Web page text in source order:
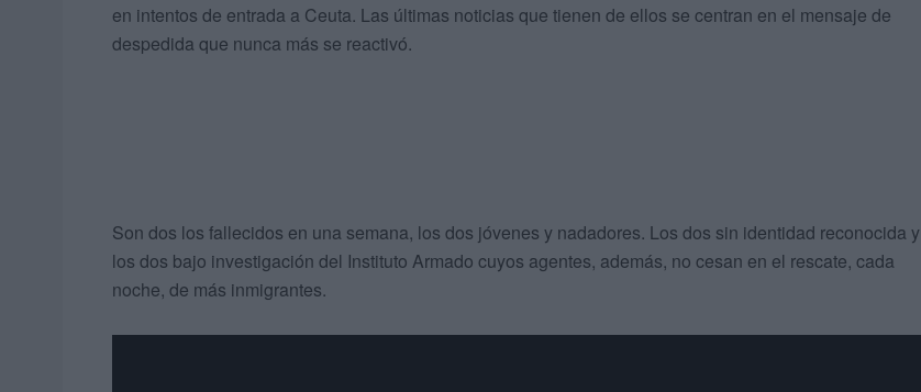
en intentos de entrada a Ceuta. Las últimas noticias que tienen de ellos se centran en el mensaje de
despedida que nunca más se reactivó.
Son dos los fallecidos en una semana, los dos jóvenes y nadadores. Los dos sin identidad reconocida y
los dos bajo investigación del Instituto Armado cuyos agentes, además, no cesan en el rescate, cada
noche, de más inmigrantes.